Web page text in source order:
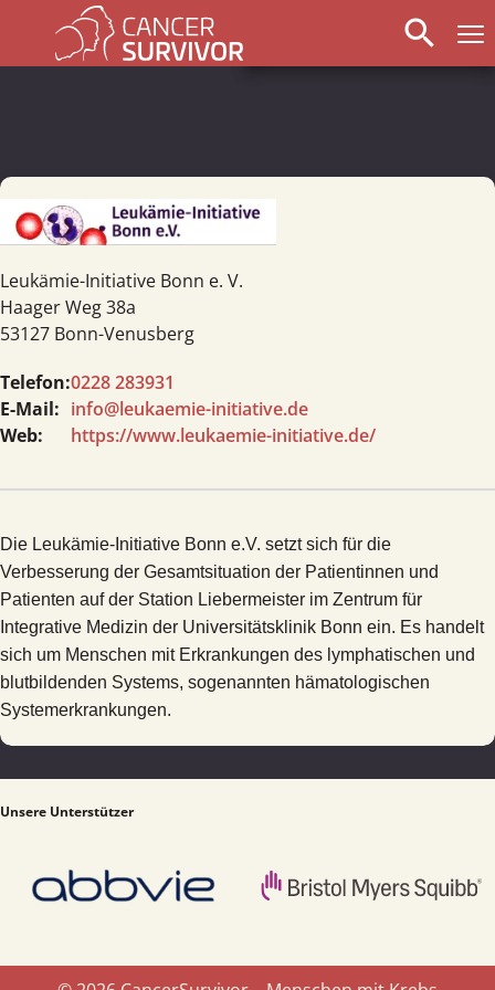
search
Leukämie-Initiative Bonn e. V.
Haager Weg 38a
53127 Bonn-Venusberg
Telefon:0228 283931
E-Mail: info@leukaemie-initiative.de
Web:
https://www.leukaemie-initiative.de/
Die Leukämie-Initiative Bonn e.V. setzt sich für die
Verbesserung der Gesamtsituation der Patientinnen und
Patienten auf der Station Liebermeister im Zentrum für
Integrative Medizin der Universitätsklinik Bonn ein. Es handelt
sich um Menschen mit Erkrankungen des lymphatischen und
blutbildenden Systems, sogenannten hämatologischen
Systemerkrankungen.
Unsere Unterstützer